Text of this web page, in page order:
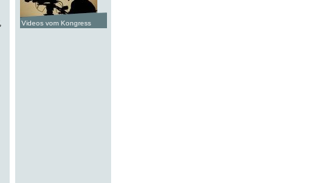
Videos vom Kongress